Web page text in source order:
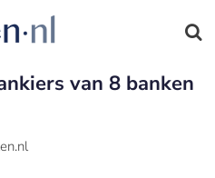
van 8 banken